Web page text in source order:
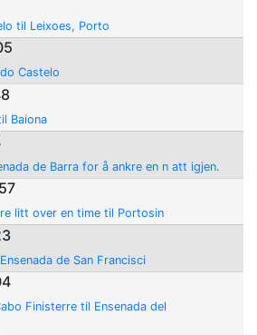
til Leixoes, Porto
Castelo
Baiona
de Barra for å ankre en n att igjen.
litt over en time til Portosin
de San Francisci
Finisterre til Ensenada del